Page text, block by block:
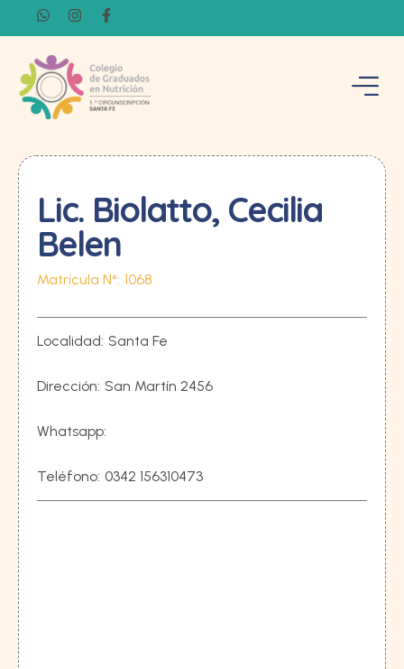
Lic. Biolatto, Cecilia
Belen
Matrícula N°: 1068
Localidad: Santa Fe
Dirección: San Martín 2456
Whatsapp:
Teléfono: 0342 156310473